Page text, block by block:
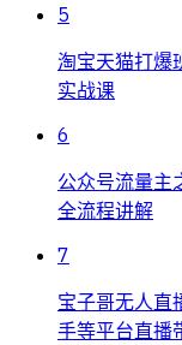
5
淘宝天猫打爆
实战课
6
公众号流量主
全流程讲解
7
宝子哥无人直
手等平台直播